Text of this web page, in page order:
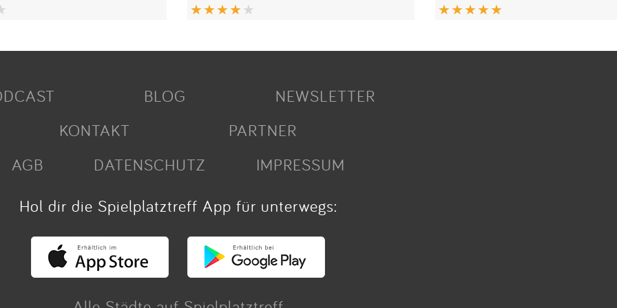
BLOG
NEWSLETTER
KONTAKT
PARTNER
AGB
DATENSCHUTZ
IMPRESSUM
Hol dir die Spielplatztreff App für unterwegs: